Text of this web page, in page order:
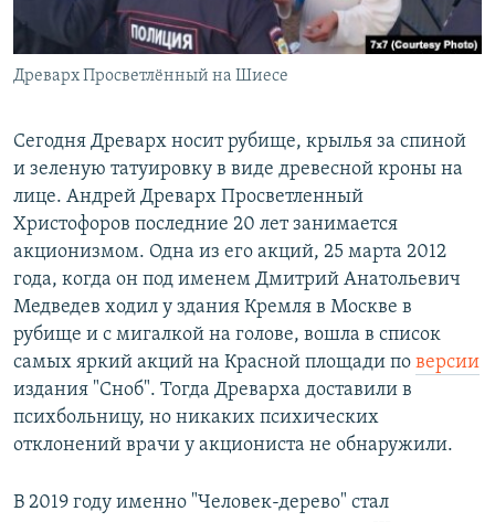
Древарх Просветлённый на Шиесе
Сегодня Древарх носит рубище, крылья за спиной
и зеленую татуировку в виде древесной кроны на
лице. Андрей Древарх Просветленный
Христофоров последние 20 лет занимается
акционизмом. Одна из его акций, 25 марта 2012
года, когда он под именем Дмитрий Анатольевич
Медведев ходил у здания Кремля в Москве в
рубище и с мигалкой на голове, вошла в список
самых яркий акций на Красной площади по версии
издания "Сноб". Тогда Древарха доставили в
психбольницу, но никаких психических
отклонений врачи у акциониста не обнаружили.
В 2019 году именно "Человек-дерево" стал